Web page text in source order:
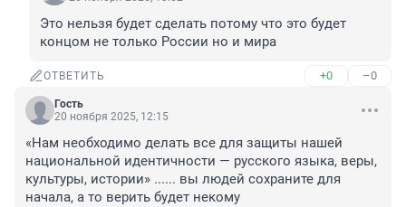
Это нельзя будет сделать потому что это будет
концом не только России но и мира
ОТВЕТИТЬ +0 –0
Гость
20 ноября 2025, 12:15
«Нам необходимо делать все для защиты нашей
национальной идентичности — русского языка, веры,
культуры, истории» ...... вы людей сохраните для
начала, а то верить будет некому